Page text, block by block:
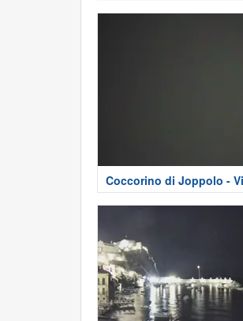
Coccorino di Joppolo -